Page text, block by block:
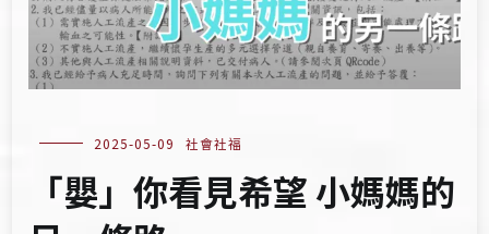
2025-05-09 社會社福
「嬰」你看見希望 小媽媽的